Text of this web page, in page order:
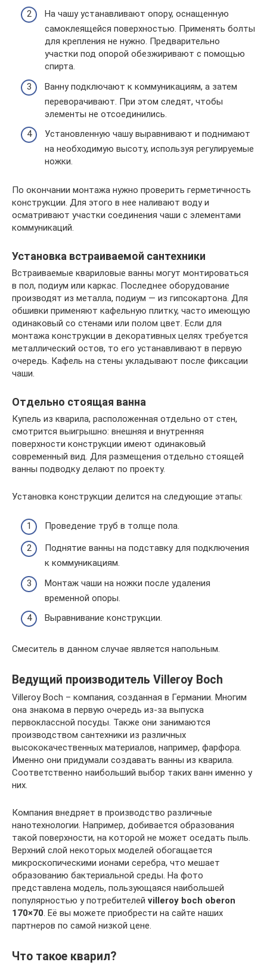
На чашу устанавливают опору, оснащенную
самоклеящейся поверхностью. Применять болты
для крепления не нужно. Предварительно
участки под опорой обезжиривают с помощью
спирта.
Ванну подключают к коммуникациям, а затем
переворачивают. При этом следят, чтобы
элементы не отсоединились.
Установленную чашу выравнивают и поднимают
на необходимую высоту, используя регулируемые
ножки.
По окончании монтажа нужно проверить герметичность
конструкции. Для этого в нее наливают воду и
осматривают участки соединения чаши с элементами
коммуникаций.
Установка встраиваемой сантехники
Встраиваемые квариловые ванны могут монтироваться
в пол, подиум или каркас. Последнее оборудование
производят из металла, подиум — из гипсокартона. Для
обшивки применяют кафельную плитку, часто имеющую
одинаковый со стенами или полом цвет. Если для
монтажа конструкции в декоративных целях требуется
металлический остов, то его устанавливают в первую
очередь. Кафель на стены укладывают после фиксации
чаши.
Отдельно стоящая ванна
Купель из кварила, расположенная отдельно от стен,
смотрится выигрышно: внешняя и внутренняя
поверхности конструкции имеют одинаковый
современный вид. Для размещения отдельно стоящей
ванны подводку делают по проекту.
Установка конструкции делится на следующие этапы:
Проведение труб в толще пола.
Поднятие ванны на подставку для подключения
к коммуникациям.
Монтаж чаши на ножки после удаления
временной опоры.
Выравнивание конструкции.
Смеситель в данном случае является напольным.
Ведущий производитель Villeroy Boch
Villeroy Boch – компания, созданная в Германии. Многим
она знакома в первую очередь из-за выпуска
первоклассной посуды. Также они занимаются
производством сантехники из различных
высококачественных материалов, например, фарфора.
Именно они придумали создавать ванны из кварила.
Соответственно наибольший выбор таких ванн именно у
них.
Компания внедряет в производство различные
нанотехнологии. Например, добивается образования
такой поверхности, на которой не может оседать пыль.
Верхний слой некоторых моделей обогащается
микроскопическими ионами серебра, что мешает
образованию бактериальной среды. На фото
представлена модель, пользующаяся наибольшей
популярностью у потребителей villeroy boch oberon
170×70. Её вы можете приобрести на сайте наших
партнеров по самой низкой цене.
Что такое кварил?